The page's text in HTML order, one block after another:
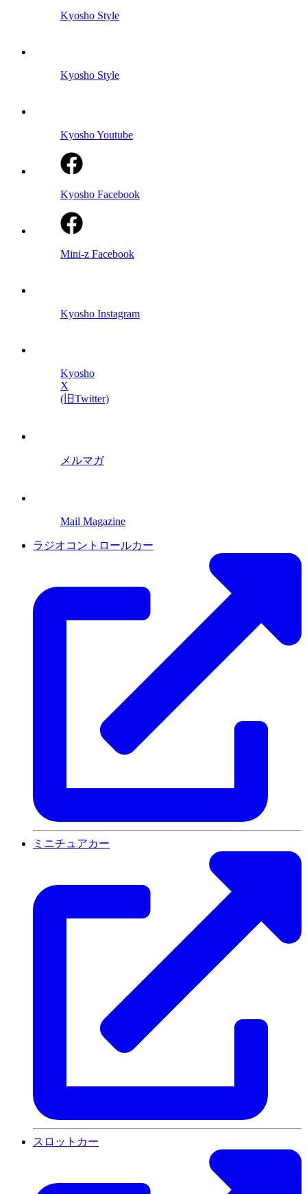
Kyosho Style
Kyosho Style
Kyosho Youtube
Kyosho Facebook
Mini-z Facebook
Kyosho Instagram
Kyosho
X
(旧Twitter)
メルマガ
Mail Magazine
ラジオコントロールカー
ミニチュアカー
スロットカー